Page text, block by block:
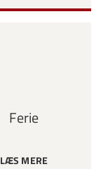
Ferie
LÆS MERE